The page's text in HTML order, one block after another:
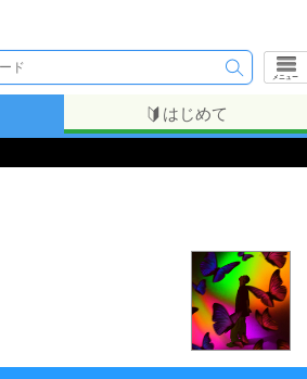
メニュー
はじめて